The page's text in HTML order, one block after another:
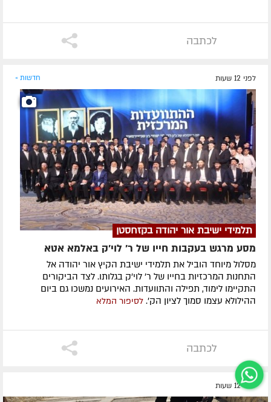
לכתבה
לפני 12 שעות חדשות »
תלמידי ישיבת אור יהודה בקזחסטן
מסע מרגש בעקבות חייו של ר' לוי'ק באלמא אטא
מסלול מיוחד הוביל את תלמידי ישיבת הקיץ אור יהודה אל
התחנות המרכזיות בחייו של ר' לוי'ק בגלותו. לצד הביקורים
התקיימו לימוד, תפילה והתוועדות. האירועים נמשכו גם ביום
ההילולא עצמו סמוך לציון הק'. לסיפור המלא
לכתבה
לפני 12 שעות